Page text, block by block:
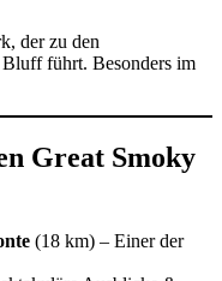
der zu den
führt. Besonders im
Great Smoky
(18 km) – Einer der